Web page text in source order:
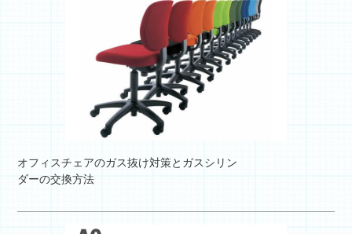
オフィスチェアのガス抜け対策とガスシリン
ダーの交換方法